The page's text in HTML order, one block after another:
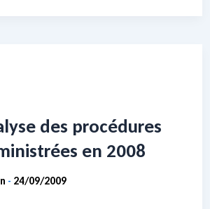
des procédures
en 2008
- 24/09/2009